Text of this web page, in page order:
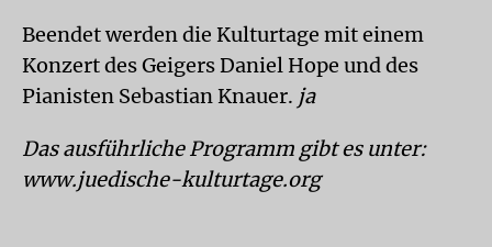
Beendet werden die Kulturtage mit einem
Konzert des Geigers Daniel Hope und des
Pianisten Sebastian Knauer. ja
Das ausführliche Programm gibt es unter:
www.juedische-kulturtage.org